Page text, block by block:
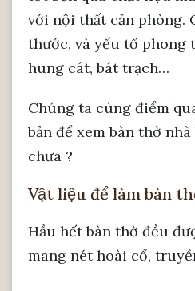
với nội thất căn phòng.
thước, và yếu tố phong
hung cát, bát trạch…
Chúng ta cùng điểm
bản để xem bàn thờ
chưa ?
Vật liệu để làm bàn
Hầu hết bàn thờ đều
mang nét hoài cổ,